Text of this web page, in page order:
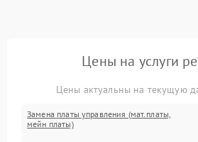
Цены на услуги
Цены актуальны на текущую
Замена платы управления (мат.платы,
мейн платы)